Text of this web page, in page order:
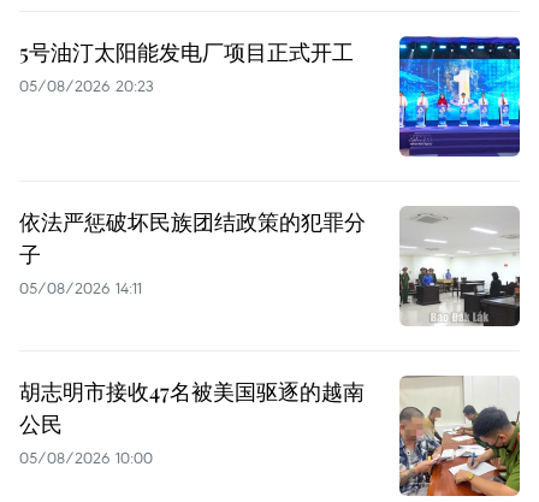
5号油汀太阳能发电厂项目正式开工
05/08/2026 20:23
依法严惩破坏民族团结政策的犯罪分
子
05/08/2026 14:11
胡志明市接收47名被美国驱逐的越南
公民
05/08/2026 10:00